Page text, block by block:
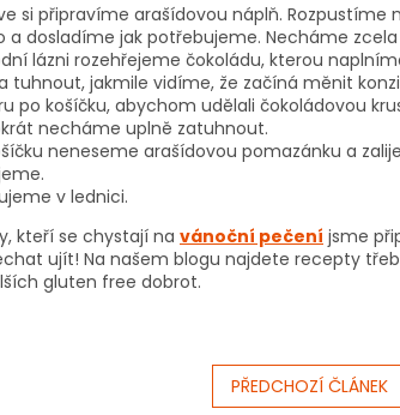
si připravíme arašídovou náplň.
a dosladíme jak potřebujeme. Necháme
lázni rozehřejeme čokoládu, kterou
tuhnout, jakmile vidíme, že začíná měnit
po košíčku, abychom udělali čokoládovou
necháme uplně zatuhnout.
neneseme arašídovou pomazánku a
v lednici.
kteří se chystají na vánoční pečení jsme
ujít! Na našem blogu najdete recepty
gluten free dobrot.
PŘEDCHOZÍ ČLÁNEK